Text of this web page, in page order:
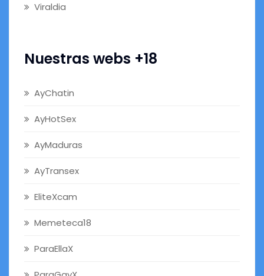
Viraldia
Nuestras webs +18
AyChatin
AyHotSex
AyMaduras
AyTransex
EliteXcam
Memeteca18
ParaEllaX